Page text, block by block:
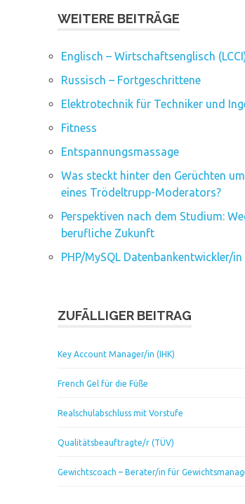
WEITERE BEITRÄGE
Englisch – Wirtschaftsenglisch
Russisch – Fortgeschrittene
Elektrotechnik für Techniker und
Fitness
Entspannungsmassage
Was steckt hinter den Gerüchten
eines Trödeltrupp-Moderators?
Perspektiven nach dem Studium:
berufliche Zukunft
PHP/MySQL Datenbankentwickler/in
ZUFÄLLIGER BEITRAG
Key Account Manager/in (IHK)
French Gel für die Füße
Realschulabschluss mit Vorstufe
Qualitätsbeauftragte/r (TÜV)
Gewichtscoach – Berater/in für